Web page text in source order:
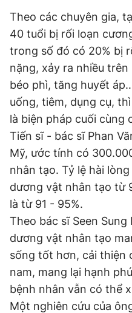
Theo các chuyên gia,
40 tuổi bị rối loạn
trong số đó có 20% bị
nặng, xảy ra nhiều
béo phì, tăng huyết
uống, tiêm, dụng cụ,
là biện pháp cuối cùng
Tiến sĩ - bác sĩ Phan
Mỹ, ước tính có
nhân tạo. Tỷ lệ hài
dương vật nhân tạo từ
là từ 91 - 95%.
Theo bác sĩ Seen
dương vật nhân tạo
sống tốt hơn, cải thiện
nam, mang lại hạnh
bệnh nhân vẫn có thể
Một nghiên cứu của